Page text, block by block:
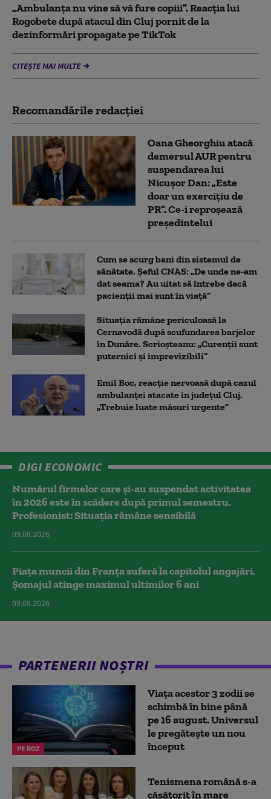
„Ambulanța nu vine să vă fure copiii”. Reacția lui
Rogobete după atacul din Cluj pornit de la
dezinformări propagate pe TikTok
CITEȘTE MAI MULTE
Recomandările redacţiei
Oana Gheorghiu atacă
demersul AUR pentru
suspendarea lui
Nicușor Dan: „Este
doar un exercițiu de
PR”. Ce-i reproșează
președintelui
Cum se scurg bani din sistemul de
sănătate. Șeful CNAS: „De unde ne-am
dat seama? Au uitat să întrebe dacă
pacienții mai sunt în viață”
Situația rămâne periculoasă la
Cernavodă după scufundarea barjelor
în Dunăre. Scrioșteanu: „Curenții sunt
puternici și imprevizibili”
Emil Boc, reacție nervoasă după cazul
ambulanței atacate în județul Cluj.
„Trebuie luate măsuri urgente”
DIGI ECONOMIC
Numărul firmelor care și-au suspendat activitatea
în 2026 este în scădere după primul semestru.
Profesionist: Situația rămâne sensibilă
09.08.2026
Piața muncii din Franța suferă la capitolul angajări.
Șomajul atinge maximul ultimilor 6 ani
09.08.2026
PARTENERII NOȘTRI
PE ROZ
Viața acestor 3 zodii se
schimbă în bine până
pe 16 august. Universul
le pregătește un nou
început
Tenismena română s-a
căsătorit în mare